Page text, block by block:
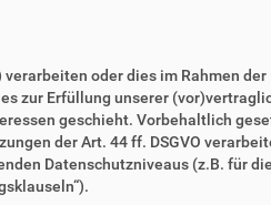
oder dies im Rahmen der
zur Erfüllung unserer
geschieht. Vorbehaltlich
der Art. 44 ff. DSGVO
Datenschutzniveaus (z.B. für